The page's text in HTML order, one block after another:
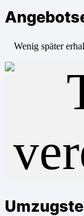
Wenig später